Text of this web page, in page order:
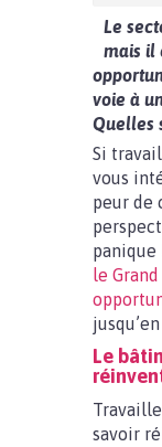
Le
mais il
voie à
Quelles
Si
vous
peur de
panique
le
Le
savoir